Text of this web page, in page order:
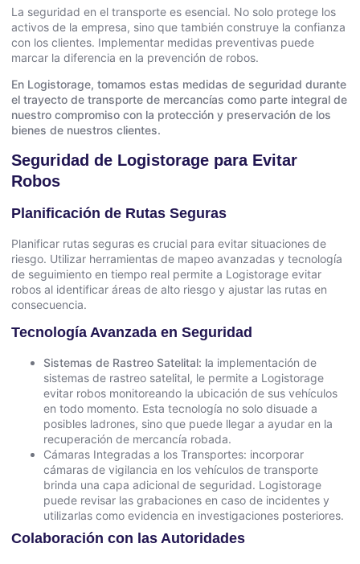
La seguridad en el transporte es esencial. No solo protege los
activos de la empresa, sino que también construye la confianza
con los clientes. Implementar medidas preventivas puede
marcar la diferencia en la prevención de robos.
En Logistorage, tomamos estas medidas de seguridad durante
el trayecto de transporte de mercancías como parte integral de
nuestro compromiso con la protección y preservación de los
bienes de nuestros clientes.
Seguridad de Logistorage para Evitar
Robos
Planificación de Rutas Seguras
Planificar rutas seguras es crucial para evitar situaciones de
riesgo. Utilizar herramientas de mapeo avanzadas y tecnología
de seguimiento en tiempo real permite a Logistorage evitar
robos al identificar áreas de alto riesgo y ajustar las rutas en
consecuencia.
Tecnología Avanzada en Seguridad
Sistemas de Rastreo Satelital: la implementación de
sistemas de rastreo satelital, le permite a Logistorage
evitar robos monitoreando la ubicación de sus vehículos
en todo momento. Esta tecnología no solo disuade a
posibles ladrones, sino que puede llegar a ayudar en la
recuperación de mercancía robada.
Cámaras Integradas a los Transportes: incorporar
cámaras de vigilancia en los vehículos de transporte
brinda una capa adicional de seguridad. Logistorage
puede revisar las grabaciones en caso de incidentes y
utilizarlas como evidencia en investigaciones posteriores.
Colaboración con las Autoridades